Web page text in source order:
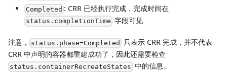
Completed : CRR 已经执行完成，完成时间在
status.completionTime 字段可见
注意， status.phase=Completed
只表示 CRR 完成，并不代表
CRR 中声明的容器都重建成功了，因此还需要检查
status.containerRecreateStates 中的信息。